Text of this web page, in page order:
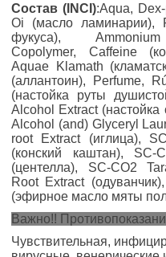
Состав (INCI):Aqua,
Oi (масло ламинарии),
фукуса), Ammonium
Copolymer, Caffeine
Aquae Klamath
(аллантоин), Perfume,
(настойка руты
Alcohol Extract (настойка
Alcohol (and) Glyceryl
root Extract (иглица),
(конский каштан),
(центелла), SC-CO2
Root Extract
(эфирное масло мяты
Важно!!
Чувствительная,